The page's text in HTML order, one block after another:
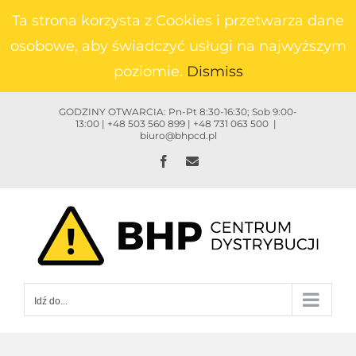
zawartości
GODZINY OTWARCIA: Pn-Pt 8:30-16:30; Sob 9:00-
13:00 | +48 503 560 899 | +48 731 063 500 |
biuro@bhpcd.pl
FacebookEmail
Idź do...
Ta strona korzysta z Cookies i przetwarza dane
osobowe, aby świadczyć usługi na najwyższym
poziomie. Dismiss